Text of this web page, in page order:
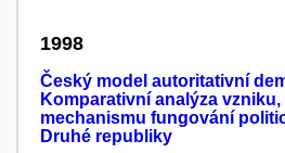
1998
Český model autoritativní
Komparativní analýza
mechanismu fungování
Druhé republiky